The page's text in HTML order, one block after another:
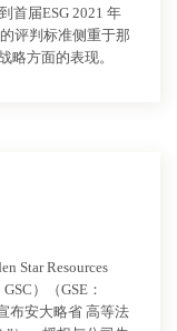
首届ESG 2021 年
评判标准侧重于那
略方面的表现。
Star Resources
）（GSE：
布安大略省 高等法